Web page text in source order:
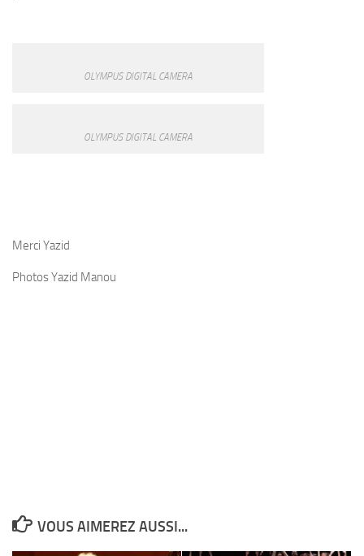
OLYMPUS DIGITAL CAMERA
OLYMPUS DIGITAL CAMERA
Merci Yazid
Photos Yazid Manou
VOUS AIMEREZ AUSSI...